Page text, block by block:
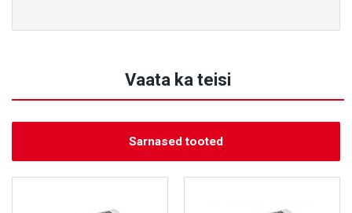
Vaata ka teisi
Sarnased tooted